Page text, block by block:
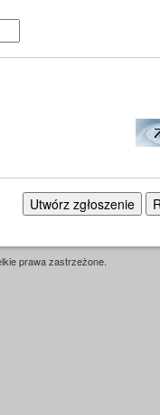
prawa zastrzeżone.